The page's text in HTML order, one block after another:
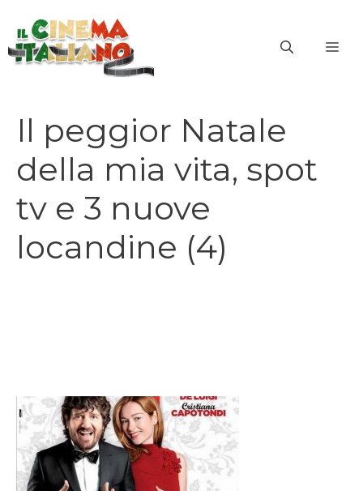
contenuto
Il peggior Natale
della mia vita, spot
tv e 3 nuove
locandine (4)